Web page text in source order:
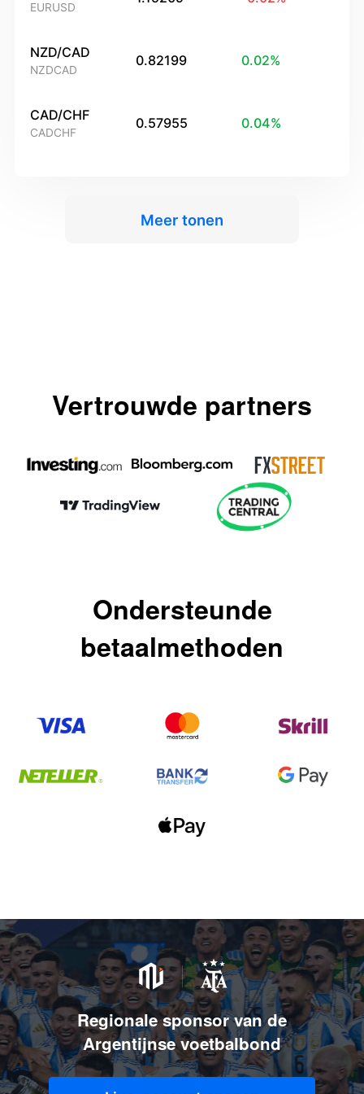
EURUSD
NZD/CAD
NZDCAD
0.82199 0.02%
CAD/CHF
CADCHF
0.57955 0.04%
Meer tonen
Vertrouwde partners
Ondersteunde
betaalmethoden
Regionale sponsor van de
Argentijnse voetbalbond